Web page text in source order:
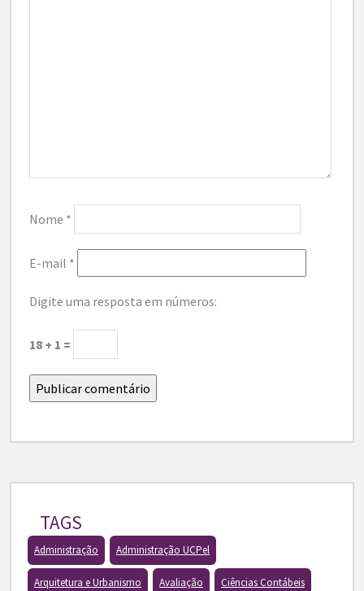
Nome *
E-mail *
Digite uma resposta em números:
18 + 1 =
TAGS
Administração Administração UCPel
Arquitetura e Urbanismo Avaliação Ciências Contábeis